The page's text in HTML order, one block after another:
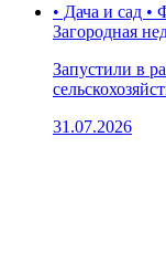
• Дача и сад •
Загородная
Запустили в
31.07.2026